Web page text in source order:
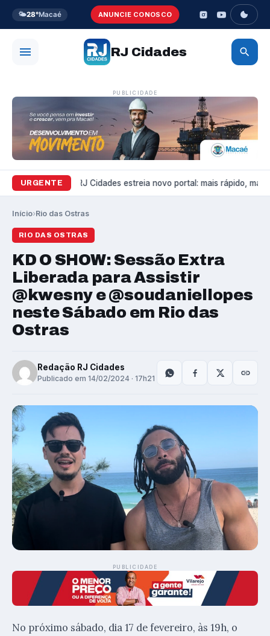
🌤️28°Macaé ANUNCIE CONOSCO
RJ Cidades
PUBLICIDADE
URGENTE
Variedades RJ Cidades estreia novo portal: mais rápido, mais
Início›Rio das Ostras
RIO DAS OSTRAS
KD O SHOW: Sessão Extra
Liberada para Assistir
@kwesny e @soudaniellopes
neste Sábado em Rio das
Ostras
Redação RJ Cidades
Publicado em 14/02/2024 · 17h21
PUBLICIDADE
No próximo sábado, dia 17 de fevereiro, às 19h, o